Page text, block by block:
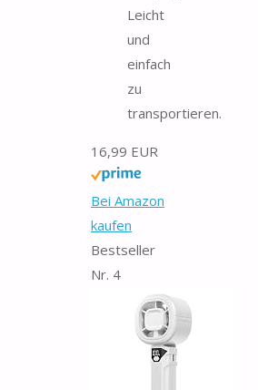
Leicht
und
einfach
zu
transportieren.
16,99 EUR
Bei Amazon
kaufen
Bestseller
Nr. 4